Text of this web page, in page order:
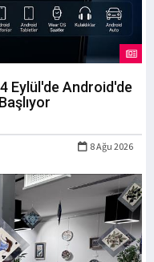
Eylül'de Android'de
8 Ağu 2026